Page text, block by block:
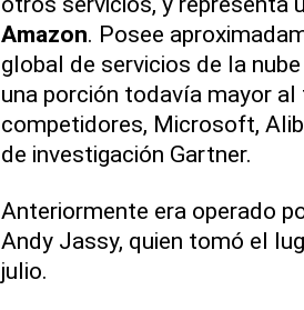
Amazon. Posee
global de servicios de la
una porción todavía mayor
competidores, Microsoft,
de investigación Gartner.
Anteriormente era operado
Andy Jassy, quien tomó el
julio.